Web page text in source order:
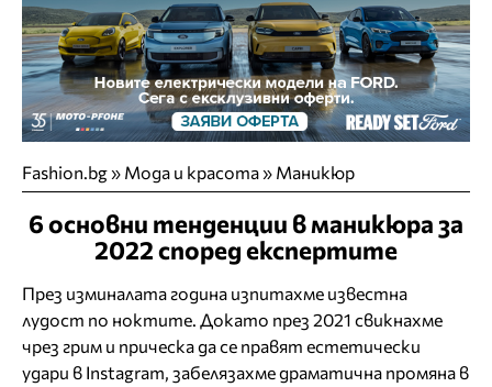
Fashion.bg» Мода и красота» Маникюр
6 основни тенденции в маникюра за
2022 според експертите
През изминалата година изпитахме известна
лудост по ноктите. Докато през 2021 свикнахме
чрез грим и прическа да се правят естетически
удари в Instagram, забелязахме драматична промяна в